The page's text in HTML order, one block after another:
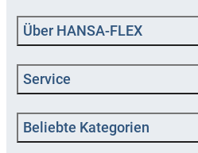
Über HANSA‑FLEX
Service
Beliebte Kategorien